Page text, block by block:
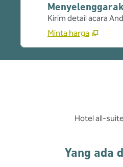
Kirim detail acara
Minta harga
Hotel all-
Yang ada